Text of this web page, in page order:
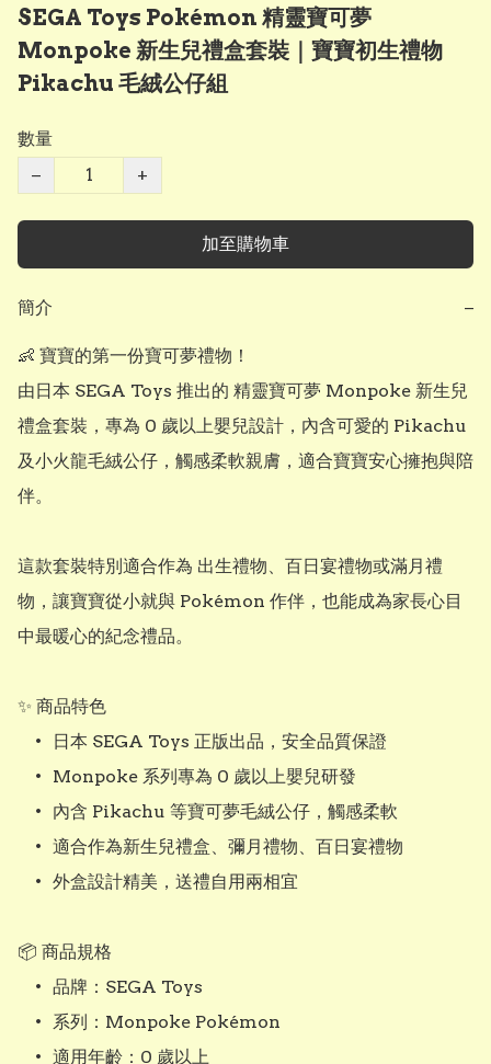
SEGA Toys Pokémon 精靈寶可夢
Monpoke 新生兒禮盒套裝｜寶寶初生禮物
Pikachu 毛絨公仔組
數量
−
+
加至購物車
簡介 −
👶 寶寶的第一份寶可夢禮物！
由日本 SEGA Toys 推出的 精靈寶可夢 Monpoke 新生兒
禮盒套裝，專為 0 歲以上嬰兒設計，內含可愛的 Pikachu
及小火龍毛絨公仔，觸感柔軟親膚，適合寶寶安心擁抱與陪
伴。
這款套裝特別適合作為 出生禮物、百日宴禮物或滿月禮
物，讓寶寶從小就與 Pokémon 作伴，也能成為家長心目
中最暖心的紀念禮品。
✨ 商品特色
📦 商品規格